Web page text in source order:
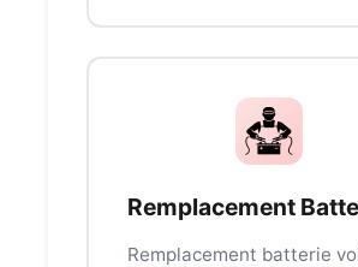
Remplacement
Remplacement batterie